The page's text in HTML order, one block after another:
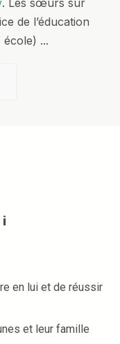
de l’éducation
...
en lui et de réussir
et leur famille